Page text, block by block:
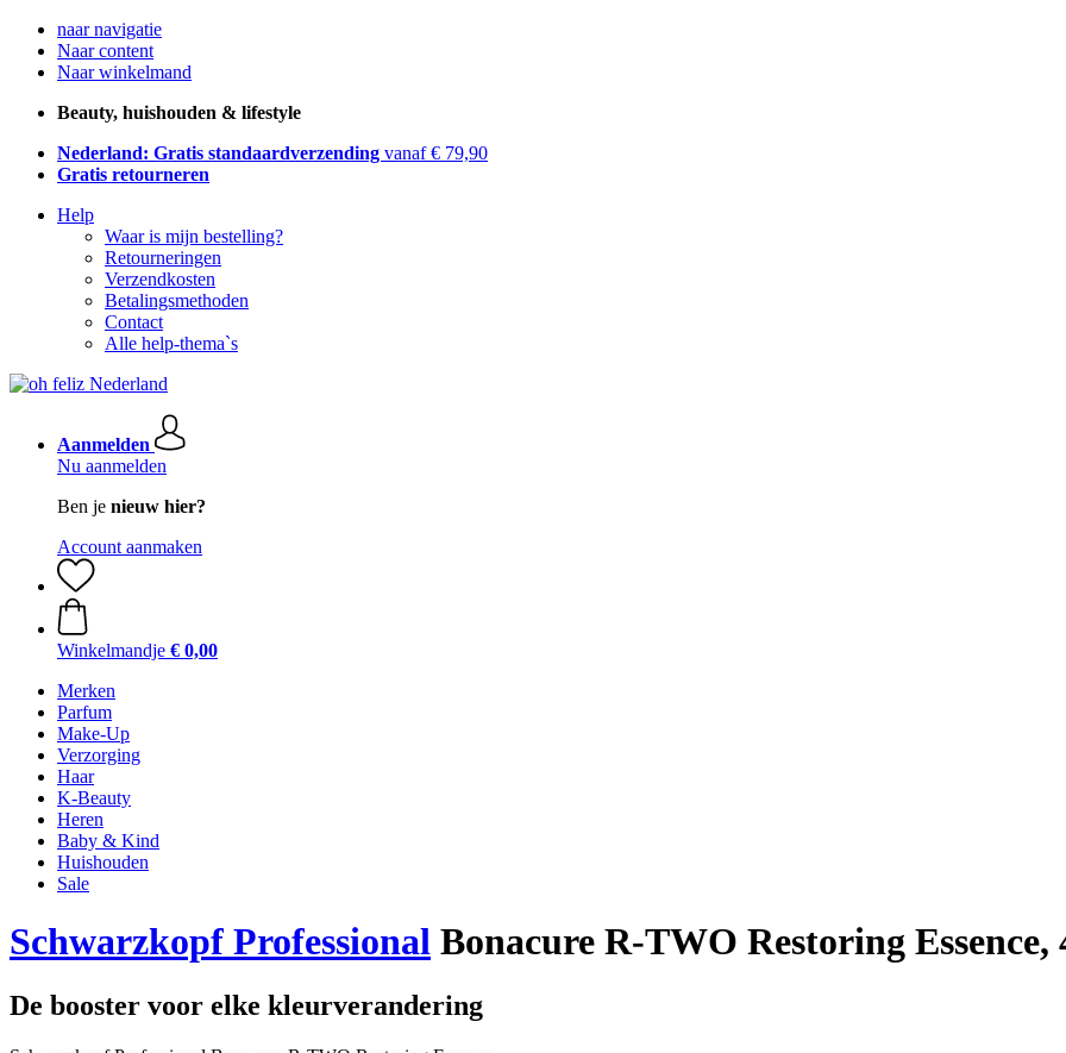
naar navigatie
Naar content
Naar winkelmand
Beauty, huishouden & lifestyle
Nederland: Gratis standaardverzending vanaf € 79,90
Gratis retourneren
Help
Waar is mijn bestelling?
Retourneringen
Verzendkosten
Betalingsmethoden
Contact
Alle help-thema`s
Aanmelden
Nu aanmelden
Ben je nieuw hier?
Account aanmaken
Winkelmandje € 0,00
Merken
Parfum
Make-Up
Verzorging
Haar
K-Beauty
Heren
Baby & Kind
Huishouden
Sale
Schwarzkopf Professional Bonacure R-TWO Restoring Essence,
De booster voor elke kleurverandering